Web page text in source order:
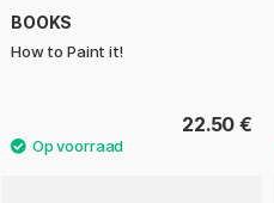
BOOKS
How to Paint it!
22.50 €